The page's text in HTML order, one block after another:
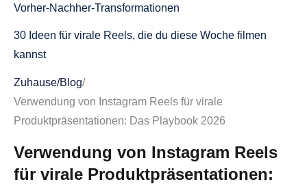
Vorher-Nachher-Transformationen
30 Ideen für virale Reels, die du diese Woche filmen
kannst
Vitrinen für Rabatte und Angebote
Ideen für Produktdemonstrationen
Pädagogische Formate
Zuhause/Blog/
Verwendung von Instagram Reels für virale
Produktpräsentationen: Das Playbook 2026
Verwendung von Instagram Reels
für virale Produktpräsentationen: